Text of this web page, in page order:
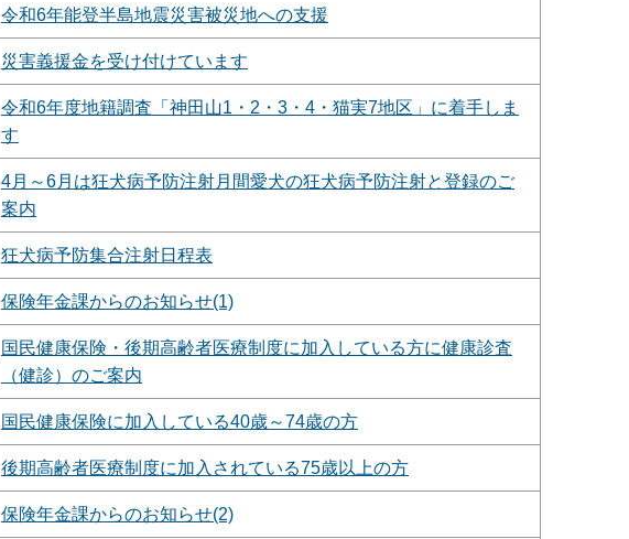
令和6年能登半島地震災害被災地への支援
災害義援金を受け付けています
令和6年度地籍調査「神田山1・2・3・4・猫実7地区」に着手しま
す
4月～6月は狂犬病予防注射月間愛犬の狂犬病予防注射と登録のご
案内
狂犬病予防集合注射日程表
保険年金課からのお知らせ(1)
国民健康保険・後期高齢者医療制度に加入している方に健康診査
（健診）のご案内
国民健康保険に加入している40歳～74歳の方
後期高齢者医療制度に加入されている75歳以上の方
保険年金課からのお知らせ(2)